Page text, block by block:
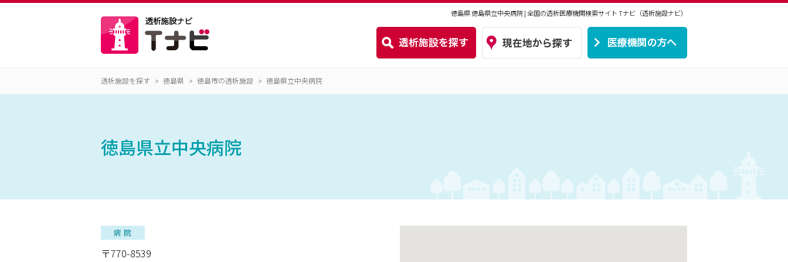
徳島県 徳島県立中央病院 | 全国の透析医療機関検索サイトTナビ（透析施設ナビ）
透析施設を探す 徳島県 徳島市の透析施設 徳島県立中央病院
徳島県立中央病院
〒770-8539